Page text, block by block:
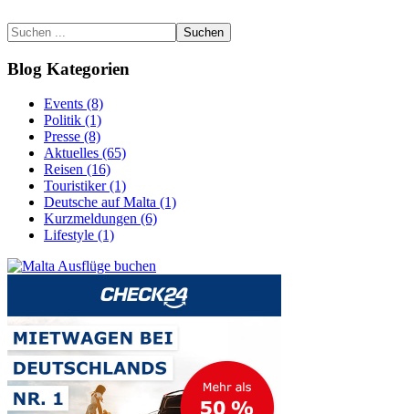
Suchen
Blog Kategorien
Events (8)
Politik (1)
Presse (8)
Aktuelles (65)
Reisen (16)
Touristiker (1)
Deutsche auf Malta (1)
Kurzmeldungen (6)
Lifestyle (1)